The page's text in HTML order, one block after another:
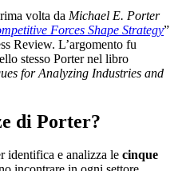
volta da Michael E. Porter
Forces Shape Strategy”
Review. L’argomento fu
stesso Porter nel libro
for Analyzing Industries and
di Porter?
identifica e analizza le cinque